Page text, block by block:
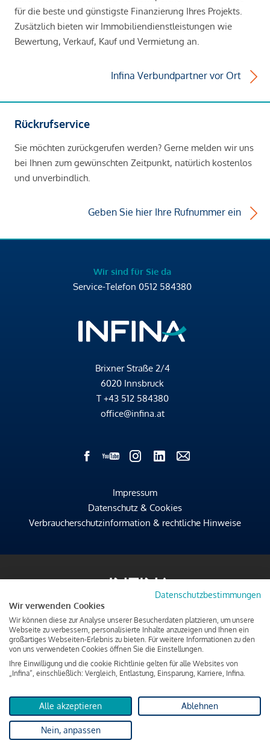
für die beste und günstigste Finanzierung Ihres Projekts.
Zusätzlich bieten wir Immobiliendienstleistungen wie
Bewertung, Verkauf, Kauf und Vermietung an.
Infina Verbundpartner vor Ort
Rückrufservice
Sie möchten zurückgerufen werden? Gerne melden wir uns
bei Ihnen zum gewünschten Zeitpunkt, natürlich kostenlos
und unverbindlich.
Geben Sie hier Ihre Rufnummer ein
Wir sind für Sie da
Service-Telefon 0512 584380
Brixner Straße 2/4
6020 Innsbruck
T +43 512 584380
office@infina.at
Impressum
Datenschutz & Cookies
Verbraucherschutzinformation & rechtliche Hinweise
Datenschutzbestimmungen
Wir verwenden Cookies
Wir können diese zur Analyse unserer Besucherdaten platzieren, um unsere
Webseite zu verbessern, personalisierte Inhalte anzuzeigen und Ihnen ein
großartiges Webseiten-Erlebnis zu bieten. Für weitere Informationen zu den
von uns verwendeten Cookies öffnen Sie die Einstellungen.
Ihre Einwilligung und die cookie Richtlinie gelten für alle Websites von
„Infina“, einschließlich: Vergleich, Entlastung, Einsparung, Karriere, Infina.
Alle akzeptieren Ablehnen
Nein, anpassen